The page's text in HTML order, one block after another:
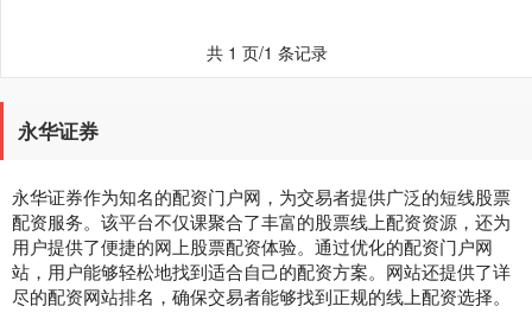
共 1 页/1 条记录
永华证券
永华证券作为知名的配资门户网，为交易者提供广泛的短线股票
配资服务。该平台不仅课聚合了丰富的股票线上配资资源，还为
用户提供了便捷的网上股票配资体验。通过优化的配资门户网
站，用户能够轻松地找到适合自己的配资方案。网站还提供了详
尽的配资网站排名，确保交易者能够找到正规的线上配资选择。